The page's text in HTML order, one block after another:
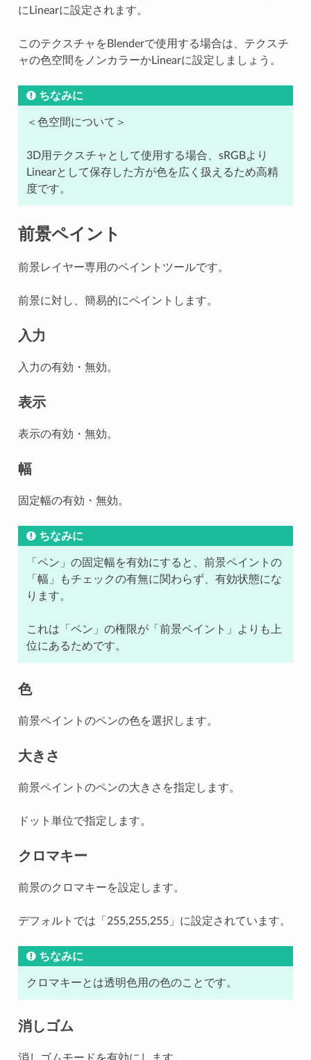
にLinearに設定されます。
このテクスチャをBlenderで使用する場合は、テクスチ
ャの色空間をノンカラーかLinearに設定しましょう。
ちなみに
＜色空間について＞
3D用テクスチャとして使用する場合、sRGBより
Linearとして保存した方が色を広く扱えるため高精
度です。
前景ペイント
前景レイヤー専用のペイントツールです。
前景に対し、簡易的にペイントします。
入力
入力の有効・無効。
表示
表示の有効・無効。
幅
固定幅の有効・無効。
ちなみに
「ペン」の固定幅を有効にすると、前景ペイントの
「幅」もチェックの有無に関わらず、有効状態にな
ります。
これは「ペン」の権限が「前景ペイント」よりも上
位にあるためです。
色
前景ペイントのペンの色を選択します。
大きさ
前景ペイントのペンの大きさを指定します。
ドット単位で指定します。
クロマキー
前景のクロマキーを設定します。
デフォルトでは「255,255,255」に設定されています。
ちなみに
クロマキーとは透明色用の色のことです。
消しゴム
消しゴムモードを有効にします。